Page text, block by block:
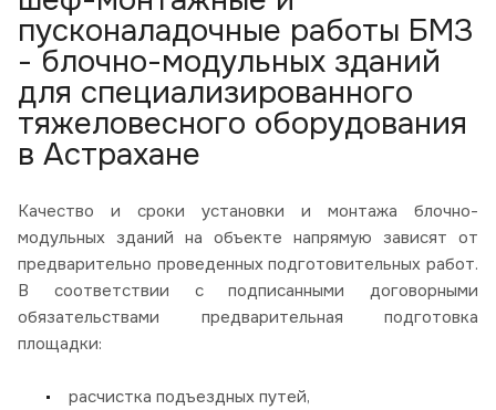
пусконаладочные работы БМЗ
- блочно-модульных зданий
для специализированного
тяжеловесного оборудования
в Астрахане
Качество и сроки установки и монтажа блочно-
модульных зданий на объекте напрямую зависят от
предварительно проведенных подготовительных работ.
В соответствии с подписанными договорными
обязательствами предварительная подготовка
площадки:
расчистка подъездных путей,